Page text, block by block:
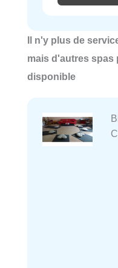
Il n'y plus de
mais d'autres spas
disponible